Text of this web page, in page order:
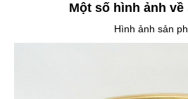
Một số hình ảnh về
Hình ảnh sản